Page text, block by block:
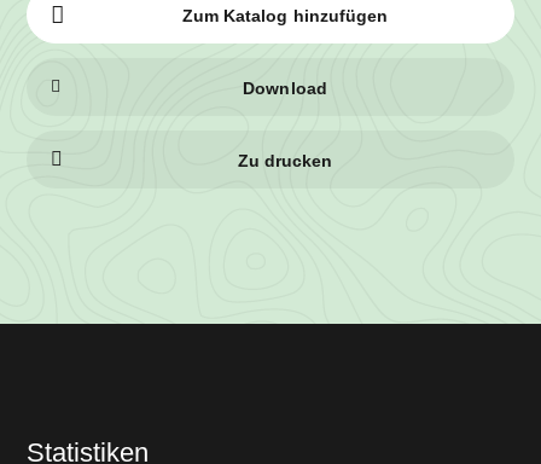
Zum Katalog hinzufügen
Download
Zu drucken
Statistiken